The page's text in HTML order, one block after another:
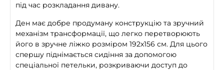
під час розкладання дивану.
Ден має добре продуману конструкцію та зручний
механізм трансформації, що легко перетворюють
його в зручне ліжко розміром 192х156 см. Для цього
спершу піднімається сидіння за допомогою
спеціальної петельки, розкриваючи доступ до